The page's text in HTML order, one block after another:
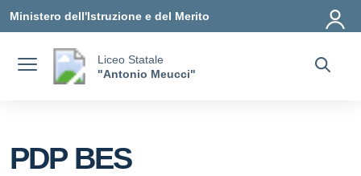
Ministero dell'Istruzione e del Merito
Liceo Statale
"Antonio Meucci"
PDP BES